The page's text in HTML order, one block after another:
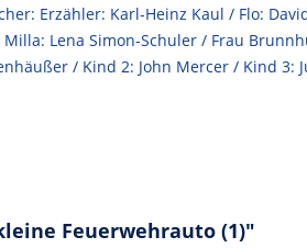
Erzähler: Karl-Heinz Kaul / Flo:
Lena Simon-Schuler / Frau
/ Kind 2: John Mercer / Kind 3:
Feuerwehrauto (1)"